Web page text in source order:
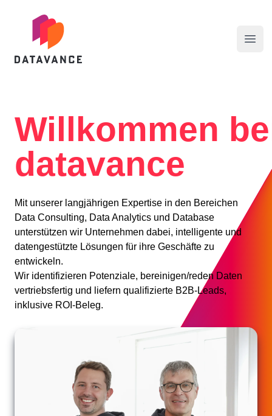
datavance GmbH
Willkommen
datavance
Mit unserer langjährigen Expertise in den Bereichen
Data Consulting, Data Analytics und Database
unterstützen wir Unternehmen dabei, intelligente und
datengestützte Lösungen für ihre Geschäfte zu
entwickeln.
Wir identifizieren Potenziale, bereinigen/reden Daten
vertriebsfertig und liefern qualifizierte B2B-Leads,
inklusive ROI-Beleg.